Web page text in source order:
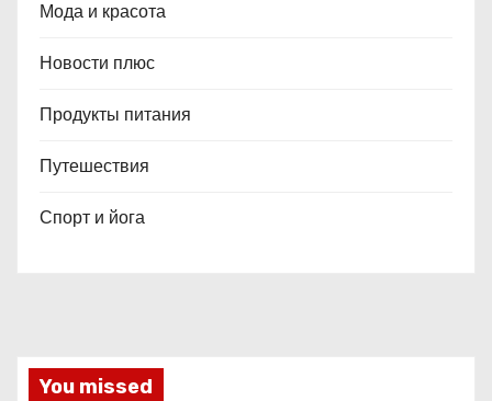
Мода и красота
Новости плюс
Продукты питания
Путешествия
Спорт и йога
You missed